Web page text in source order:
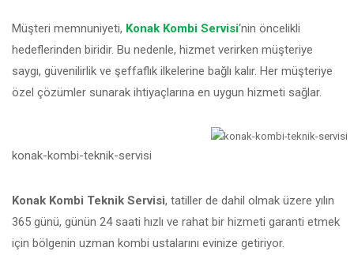
Müşteri memnuniyeti, Konak Kombi Servisi‘nin öncelikli
hedeflerinden biridir. Bu nedenle, hizmet verirken müşteriye
saygı, güvenilirlik ve şeffaflık ilkelerine bağlı kalır. Her müşteriye
özel çözümler sunarak ihtiyaçlarına en uygun hizmeti sağlar.
konak-kombi-teknik-servisi
Konak Kombi Teknik Servisi, tatiller de dahil olmak üzere yılın
365 günü, günün 24 saati hızlı ve rahat bir hizmeti garanti etmek
için bölgenin uzman kombi ustalarını evinize getiriyor.